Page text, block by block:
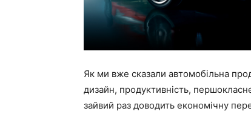
Як ми вже сказали автомобільна
дизайн, продуктивність,
зайвий раз доводить економічну